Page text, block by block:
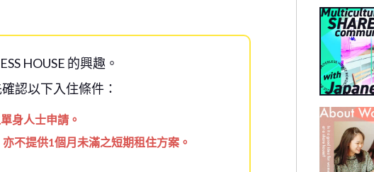
HOUSE 的興趣。
認以下入住條件：
身人士申請。
不提供1個月未滿之短期租住方案。